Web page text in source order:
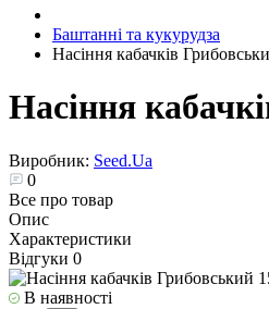
Баштанні та кукурудза
Насіння кабачків
Насіння
Виробник: Seed.Ua
0
Все про товар
Опис
Характеристики
Відгуки 0
В наявності